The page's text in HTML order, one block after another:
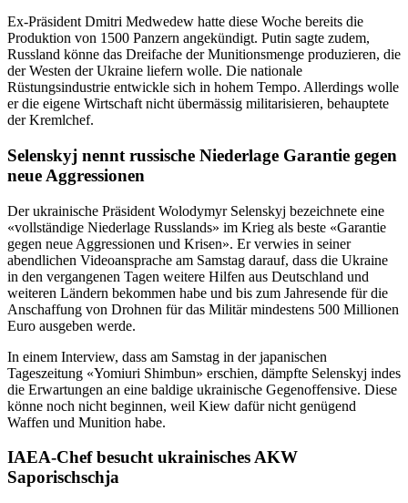
Ex-Präsident Dmitri Medwedew hatte diese Woche bereits die
Produktion von 1500 Panzern angekündigt. Putin sagte zudem,
Russland könne das Dreifache der Munitionsmenge produzieren, die
der Westen der Ukraine liefern wolle. Die nationale
Rüstungsindustrie entwickle sich in hohem Tempo. Allerdings wolle
er die eigene Wirtschaft nicht übermässig militarisieren, behauptete
der Kremlchef.
Selenskyj nennt russische Niederlage Garantie gegen
neue Aggressionen
Der ukrainische Präsident Wolodymyr Selenskyj bezeichnete eine
«vollständige Niederlage Russlands» im Krieg als beste «Garantie
gegen neue Aggressionen und Krisen». Er verwies in seiner
abendlichen Videoansprache am Samstag darauf, dass die Ukraine
in den vergangenen Tagen weitere Hilfen aus Deutschland und
weiteren Ländern bekommen habe und bis zum Jahresende für die
Anschaffung von Drohnen für das Militär mindestens 500 Millionen
Euro ausgeben werde.
In einem Interview, dass am Samstag in der japanischen
Tageszeitung «Yomiuri Shimbun» erschien, dämpfte Selenskyj indes
die Erwartungen an eine baldige ukrainische Gegenoffensive. Diese
könne noch nicht beginnen, weil Kiew dafür nicht genügend
Waffen und Munition habe.
IAEA-Chef besucht ukrainisches AKW
Saporischschja